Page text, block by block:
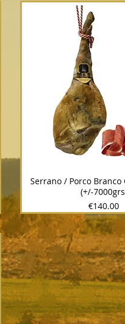
Serrano / Porco Branco
(+/-
Price
€140.00